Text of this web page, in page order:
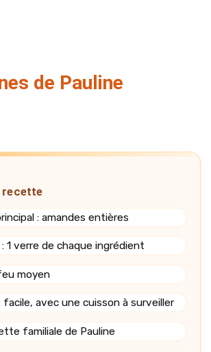
de Pauline
recette
: amandes entières
1 verre de chaque ingrédient
moyen
facile, avec une cuisson à surveiller
familiale de Pauline